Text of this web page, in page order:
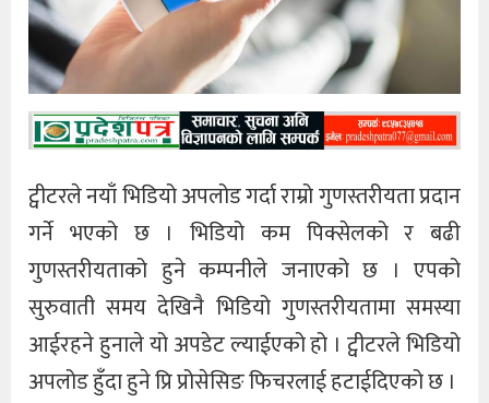
ट्वीटरले नयाँ भिडियो अपलोड गर्दा राम्रो गुणस्तरीयता प्रदान
गर्ने भएको छ । भिडियो कम पिक्सेलको र बढी
गुणस्तरीयताको हुने कम्पनीले जनाएको छ । एपको
सुरुवाती समय देखिनै भिडियो गुणस्तरीयतामा समस्या
आईरहने हुनाले यो अपडेट ल्याईएको हो । ट्वीटरले भिडियो
अपलोड हुँदा हुने प्रि प्रोसेसिङ फिचरलाई हटाईदिएको छ ।